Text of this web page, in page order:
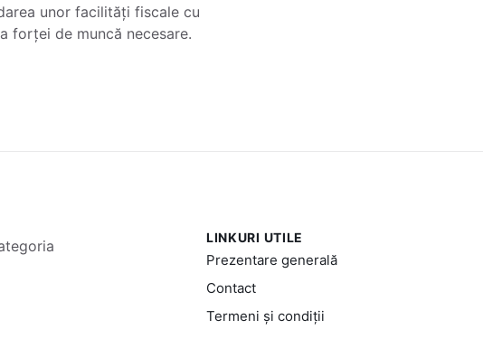
unor facilități fiscale cu
forței de muncă necesare.
LINKURI UTILE
Prezentare generală
Contact
Termeni și condiții